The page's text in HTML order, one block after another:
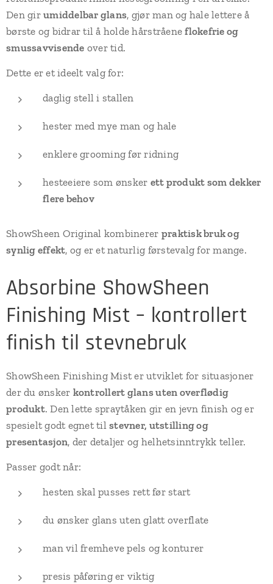
Den girumiddelbar glans, gjør man og hale lettere å
børste og bidrar til å holde hårstråeneflokefrie og
smussavvisende over tid.
Dette er et ideelt valg for:
daglig stell i stallen
hester med mye man og hale
enklere grooming før ridning
hesteeiere som ønsker ett produkt som dekker
flere behov
ShowSheen Original kombinerer praktisk bruk og
synlig effekt, og er et naturlig førstevalg for mange.
Absorbine ShowSheen
Finishing Mist – kontrollert
finish til stevnebruk
ShowSheen Finishing Mist er utviklet for situasjoner
der du ønsker kontrollert glans uten overflødig
produkt. Den lette spraytåken gir en jevn finish og er
spesielt godt egnet tilstevner, utstilling og
presentasjon, der detaljer og helhetsinntrykk teller.
Passer godt når:
hesten skal pusses rett før start
du ønsker glans uten glatt overflate
man vil fremheve pels og konturer
presis påføring er viktig